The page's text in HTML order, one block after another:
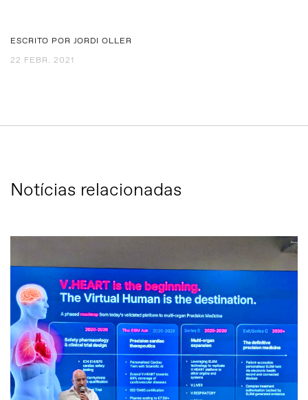
ESCRITO POR JORDI OLLER
22 FEBR. 2021
Notícias relacionadas